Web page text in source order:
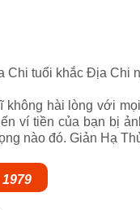
tuổi khắc Địa Chi
không hài lòng với
ví tiền của bạn bị
nào đó. Giản Hạ